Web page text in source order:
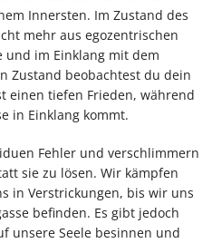
Innersten. Im Zustand des
mehr aus egozentrischen
und im Einklang mit dem
Zustand beobachtest du dein
einen tiefen Frieden, während
in Einklang kommt.
Fehler und verschlimmern
sie zu lösen. Wir kämpfen
in Verstrickungen, bis wir uns
befinden. Es gibt jedoch
unsere Seele besinnen und